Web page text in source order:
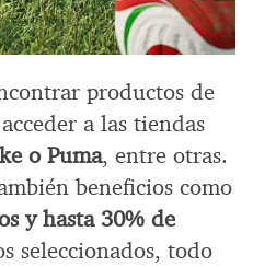
productos de
a las tiendas
o Puma, entre otras.
beneficios como
y hasta 30% de
seleccionados, todo